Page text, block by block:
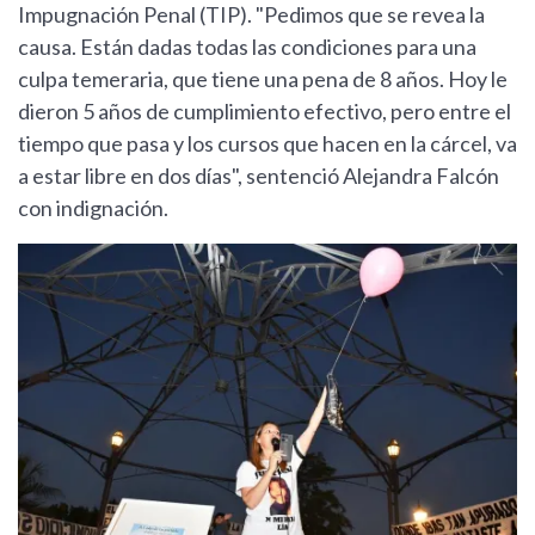
Impugnación Penal (TIP). "Pedimos que se revea la
causa. Están dadas todas las condiciones para una
culpa temeraria, que tiene una pena de 8 años. Hoy le
dieron 5 años de cumplimiento efectivo, pero entre el
tiempo que pasa y los cursos que hacen en la cárcel, va
a estar libre en dos días", sentenció Alejandra Falcón
con indignación.